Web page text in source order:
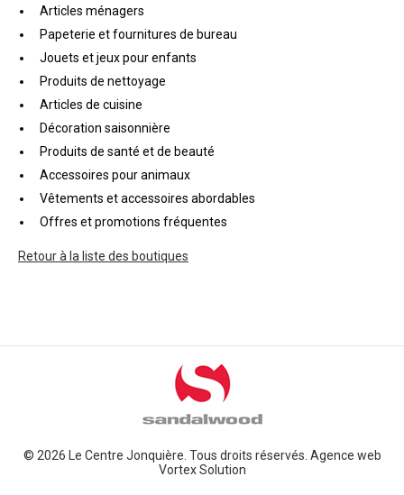
Articles ménagers
Papeterie et fournitures de bureau
Jouets et jeux pour enfants
Produits de nettoyage
Articles de cuisine
Décoration saisonnière
Produits de santé et de beauté
Accessoires pour animaux
Vêtements et accessoires abordables
Offres et promotions fréquentes
Retour à la liste des boutiques
© 2026 Le Centre Jonquière. Tous droits réservés. Agence web
Vortex Solution